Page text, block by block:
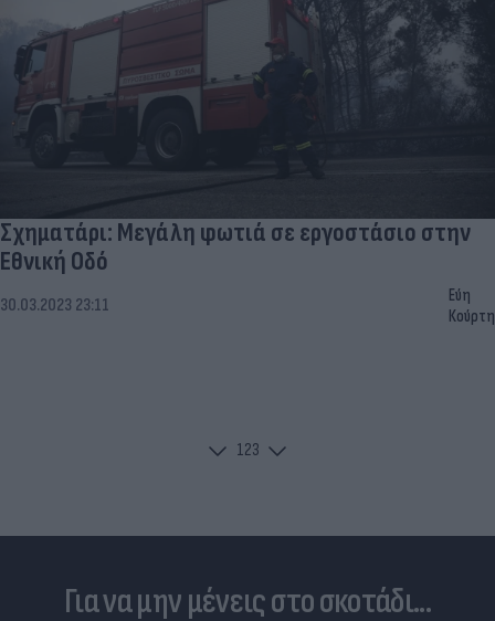
Σχηματάρι: Μεγάλη φωτιά σε εργοστάσιο στην
Εθνική Οδό
30.03.2023 23:11
Εύη
Κούρτη
123
Για να μην μένεις στο σκοτάδι...